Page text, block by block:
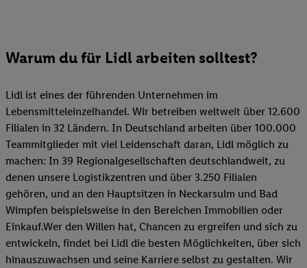
Warum du für Lidl arbeiten solltest?
Lidl ist eines der führenden Unternehmen im
Lebensmitteleinzelhandel. Wir betreiben weltweit über 12.600
Filialen in 32 Ländern. In Deutschland arbeiten über 100.000
Teammitglieder mit viel Leidenschaft daran, Lidl möglich zu
machen: In 39 Regionalgesellschaften deutschlandweit, zu
denen unsere Logistikzentren und über 3.250 Filialen
gehören, und an den Hauptsitzen in Neckarsulm und Bad
Wimpfen beispielsweise in den Bereichen Immobilien oder
Einkauf.Wer den Willen hat, Chancen zu ergreifen und sich zu
entwickeln, findet bei Lidl die besten Möglichkeiten, über sich
hinauszuwachsen und seine Karriere selbst zu gestalten. Wir